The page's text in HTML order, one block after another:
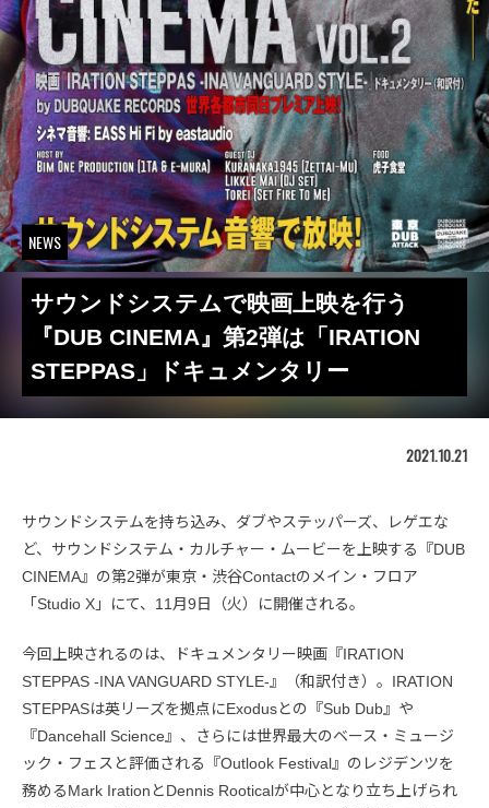
NEWS
サウンドシステムで映画上映を行う
『DUB CINEMA』第2弾は「IRATION
STEPPAS」ドキュメンタリー
2021.10.21
サウンドシステムを持ち込み、ダブやステッパーズ、レゲエな
ど、サウンドシステム・カルチャー・ムービーを上映する『DUB
CINEMA』の第2弾が東京・渋谷Contactのメイン・フロア
「Studio X」にて、11月9日（火）に開催される。
今回上映されるのは、ドキュメンタリー映画『IRATION
STEPPAS -INA VANGUARD STYLE-』（和訳付き）。IRATION
STEPPASは英リーズを拠点にExodusとの『Sub Dub』や
『Dancehall Science』、さらには世界最大のベース・ミュージ
ック・フェスと評価される『Outlook Festival』のレジデンツを
務めるMark IrationとDennis Rooticalが中心となり立ち上げられ